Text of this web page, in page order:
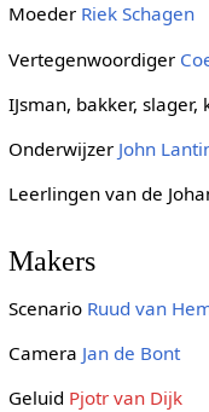
Moeder Riek Schagen
Vertegenwoordiger
IJsman, bakker, slager,
Onderwijzer John
Leerlingen van de
Makers
Scenario Ruud van
Camera Jan de Bont
Geluid Pjotr van Dijk